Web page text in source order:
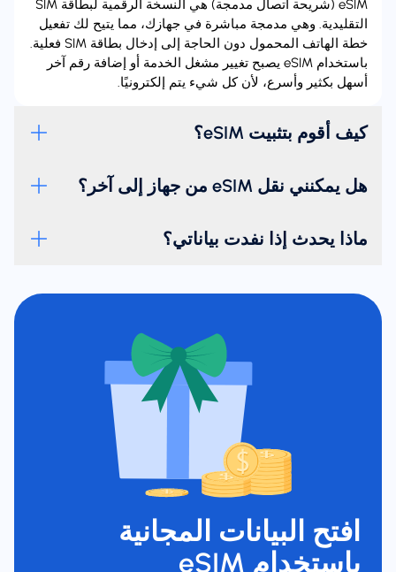
‏eSIM (شريحة اتصال مدمجة) هي النسخة الرقمية لبطاقة SIM
التقليدية. وهي مدمجة مباشرة في جهازك، مما يتيح لك تفعيل
خطة الهاتف المحمول دون الحاجة إلى إدخال بطاقة SIM فعلية.
باستخدام eSIM يصبح تغيير مشغل الخدمة أو إضافة رقم آخر
أسهل بكثير وأسرع، لأن كل شيء يتم إلكترونيًا.
كيف أقوم بتثبيت eSIM؟
هل يمكنني نقل eSIM من جهاز إلى آخر؟
ماذا يحدث إذا نفدت بياناتي؟
افتح البيانات المجانية
باستخدام eSIM